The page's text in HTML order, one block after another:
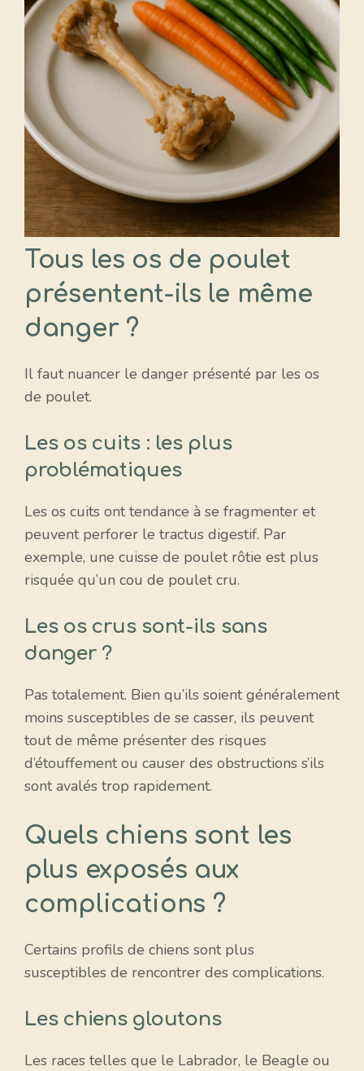
Tous les os de poulet
présentent-ils le même
danger ?
Il faut nuancer le danger présenté par les os
de poulet.
Les os cuits : les plus
problématiques
Les os cuits ont tendance à se fragmenter et
peuvent perforer le tractus digestif. Par
exemple, une cuisse de poulet rôtie est plus
risquée qu’un cou de poulet cru.
Les os crus sont-ils sans
danger ?
Pas totalement. Bien qu’ils soient généralement
moins susceptibles de se casser, ils peuvent
tout de même présenter des risques
d’étouffement ou causer des obstructions s’ils
sont avalés trop rapidement.
Quels chiens sont les
plus exposés aux
complications ?
Certains profils de chiens sont plus
susceptibles de rencontrer des complications.
Les chiens gloutons
Les races telles que le Labrador, le Beagle ou